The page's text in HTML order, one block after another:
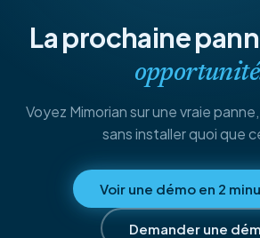
La prochaine
Voyez Mimorian sur une vraie
sans installer quoi que
Voir une démo en 2
Demander une